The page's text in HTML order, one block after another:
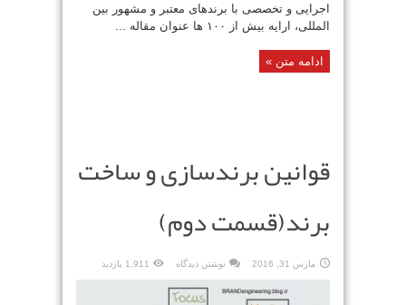
اجرایی و تخصصی با برندهای معتبر و مشهور بین
المللی، ارایه بیش از ۱۰۰ ها عنوان مقاله ...
ادامه متن »
قوانین برندسازی و ساخت
برند(قسمت دوم)
مارس 31, 2016 نوشتن دیدگاه 1,911 بازدید